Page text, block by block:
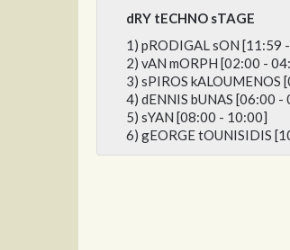
dRY tECHNO sTAGE
1) pRODIGAL sON [11:59
2) vAN mORPH [02:00 -
3) sPIROS kALOUMENOS
4) dENNIS bUNAS [06:00 -
5) sYAN [08:00 - 10:00]
6) gEORGE tOUNISIDIS